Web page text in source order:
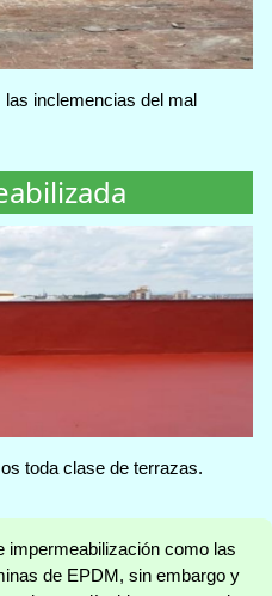
inclemencias del mal
toda clase de terrazas.
como las
de EPDM, sin embargo y